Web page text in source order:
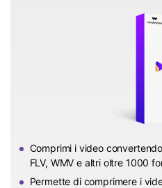
Comprimi i video
FLV, WMV e altri oltre 1000
Permette di comprimere i